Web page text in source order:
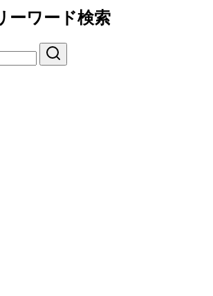
ーワード検索